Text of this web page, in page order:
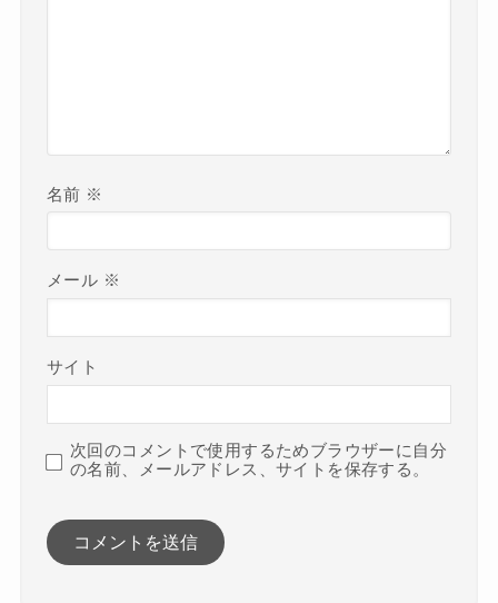
名前 ※
メール ※
サイト
次回のコメントで使用するためブラウザーに自分
の名前、メールアドレス、サイトを保存する。